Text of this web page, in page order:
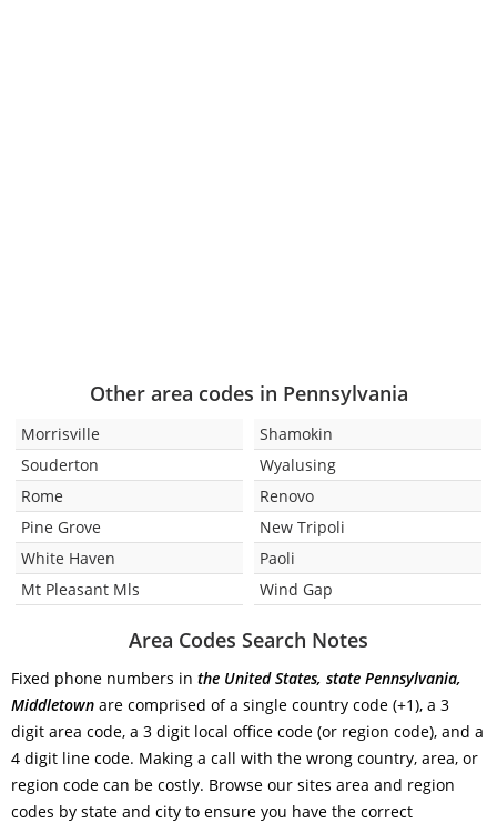
Other area codes in Pennsylvania
Morrisville
Souderton
Rome
Pine Grove
White Haven
Mt Pleasant Mls
Shamokin
Wyalusing
Renovo
New Tripoli
Paoli
Wind Gap
Area Codes Search Notes
Fixed phone numbers in the United States, state Pennsylvania,
Middletown are comprised of a single country code (+1), a 3
digit area code, a 3 digit local office code (or region code), and a
4 digit line code. Making a call with the wrong country, area, or
region code can be costly. Browse our sites area and region
codes by state and city to ensure you have the correct